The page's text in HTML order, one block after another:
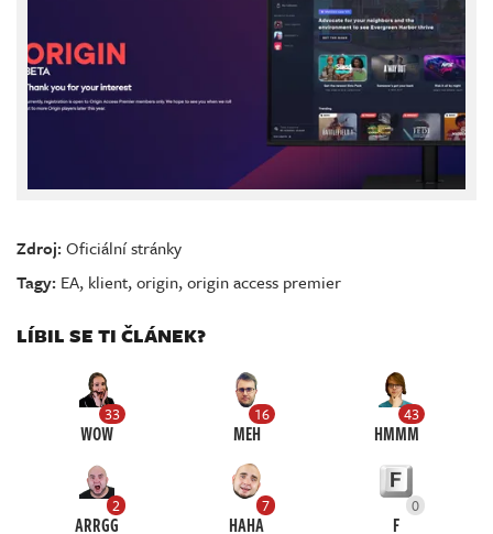
Zdroj:Oficiální stránky
Tagy: EA, klient,origin,origin access premier
LÍBIL SE TI ČLÁNEK?
33
WOW
16
MEH
43
HMMM
2
ARRGG
7
HAHA
0
F